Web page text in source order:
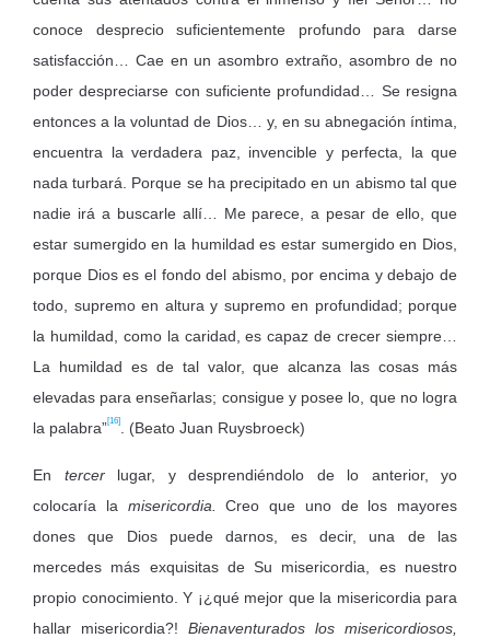
conoce desprecio suficientemente profundo para darse
satisfacción… Cae en un asombro extraño, asombro de no
poder despreciarse con suficiente profundidad… Se resigna
entonces a la voluntad de Dios… y, en su abnegación íntima,
encuentra la verdadera paz, invencible y perfecta, la que
nada turbará. Porque se ha precipitado en un abismo tal que
nadie irá a buscarle allí… Me parece, a pesar de ello, que
estar sumergido en la humildad es estar sumergido en Dios,
porque Dios es el fondo del abismo, por encima y debajo de
todo, supremo en altura y supremo en profundidad; porque
la humildad, como la caridad, es capaz de crecer siempre…
La humildad es de tal valor, que alcanza las cosas más
elevadas para enseñarlas; consigue y posee lo, que no logra
la palabra”[16] . (Beato Juan Ruysbroeck)
En tercer lugar, y desprendiéndolo de lo anterior, yo
colocaría la misericordia.Creo que uno de los mayores
dones que Dios puede darnos, es decir, una de las
mercedes más exquisitas de Su misericordia, es nuestro
propio conocimiento. Y ¡¿qué mejor que la misericordia para
hallar misericordia?! Bienaventurados los misericordiosos,